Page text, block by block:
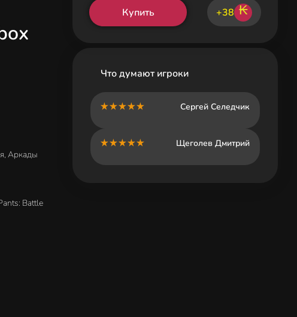
Аркады
Battle
Купить +38 ₭
Что думают игроки
Сергей Селедчик
Щеголев Дмитрий